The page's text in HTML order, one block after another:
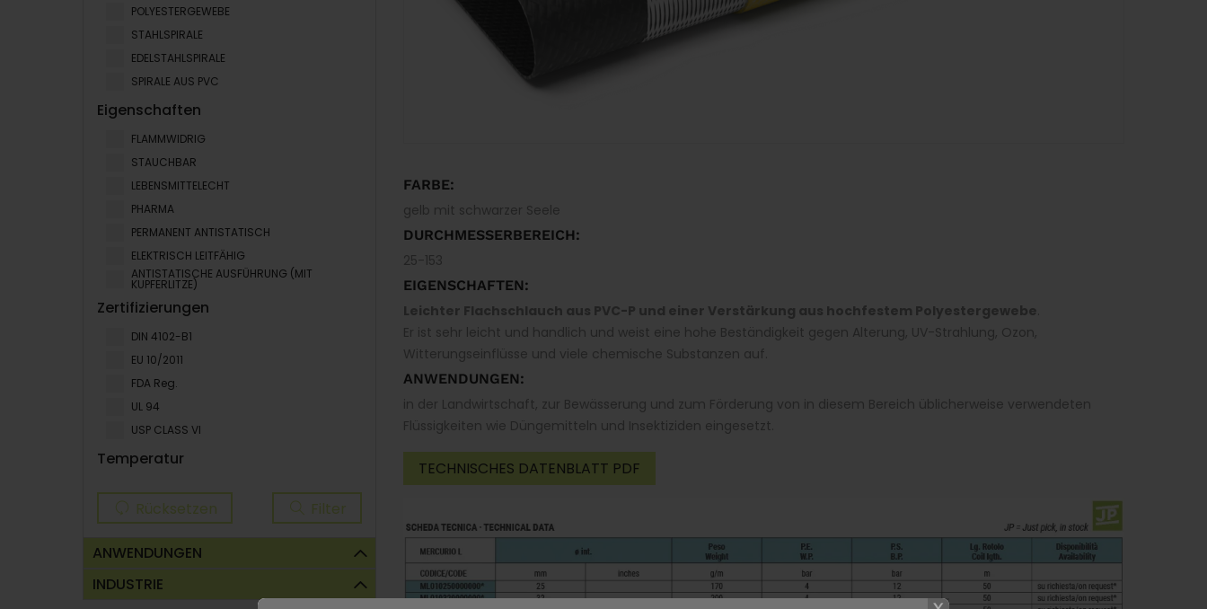
POLYESTERGEWEBE
STAHLSPIRALE
EDELSTAHLSPIRALE
SPIRALE AUS PVC
Eigenschaften
FLAMMWIDRIG
STAUCHBAR
LEBENSMITTELECHT
PHARMA
PERMANENT ANTISTATISCH
ELEKTRISCH LEITFӒHIG
ANTISTATISCHE AUSFÜHRUNG (MIT
KUPFERLITZE)
Zertifizierungen
DIN 4102-B1
EU 10/2011
FDA Reg.
UL 94
USP CLASS VI
Temperatur
Rücksetzen Filter
ANWENDUNGEN
Schläuche für abrasiven medien
Absaugung von abrasivem Material
INDUSTRIE
FARBE:
gelb mit schwarzer Seele
DURCHMESSERBEREICH:
25-153
EIGENSCHAFTEN:
Leichter Flachschlauch aus PVC-P und einer Verstärkung aus hochfestem Polyestergewebe
Er ist sehr leicht und handlich und weist eine hohe Beständigkeit gegen Alterung, UV-Strahlung, Ozon,
Witterungseinflüsse und viele chemische Substanzen auf.
ANWENDUNGEN:
in der Landwirtschaft, zur Bewässerung und zum Förderung von in diesem Bereich üblicherweise verwendeten
Flüssigkeiten wie Düngemitteln und Insektiziden eingesetzt.
TECHNISCHES DATENBLATT PDF